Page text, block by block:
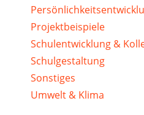
Projektbeispiele
Schulentwicklung &
Schulgestaltung
Sonstiges
Umwelt & Klima